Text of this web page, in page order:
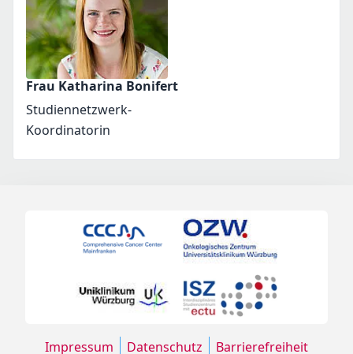
Frau Katharina Bonifert
Studiennetzwerk-
Koordinatorin
Impressum Datenschutz Barrierefreiheit